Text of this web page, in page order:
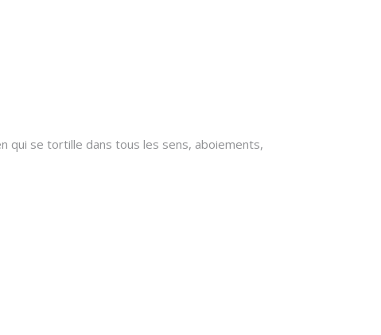
qui se tortille dans tous les sens, aboiements,